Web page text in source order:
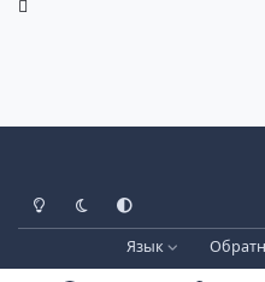
Светлый режим
Тёмный режим
Системные настройки
Язык
Лицензия